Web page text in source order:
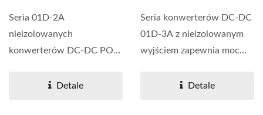
Seria 01D-2A
nieizolowanych
konwerterów DC-DC POL
3,6–30W z szerokim...
Detale
Seria konwerterów DC-DC
01D-3A z nieizolowanym
wyjściem zapewnia moc
Detale